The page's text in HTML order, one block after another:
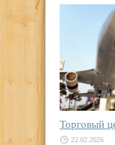
Торговый
22.02.2026